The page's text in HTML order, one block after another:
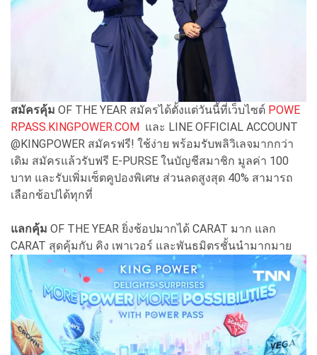
สมัครคุ้ม OF THE YEAR สมัครได้ตั้งแต่วันนี้ที่เว็บไซต์ POWE
RPASS.KINGPOWER.COM และ LINE OFFICIAL ACCOUNT
@KINGPOWER สมัครฟรี! ใช้ง่าย พร้อมรับพลิวิเลจมากกว่า
เดิม สมัครแล้วรับฟรี E-PURSE ในบัญชีสมาชิก มูลค่า 100
บาท และรับเพิ่มเซ็ตคูปองพิเศษ ส่วนลดสูงสุด 40% สามารถ
เลือกช้อปได้ทุกที่
แลกคุ้ม OF THE YEAR ยิ่งช้อปมากได้ CARAT มาก แลก
CARAT สุดคุ้มกับ คิง เพาเวอร์ และพันธมิตรชั้นนำมากมาย